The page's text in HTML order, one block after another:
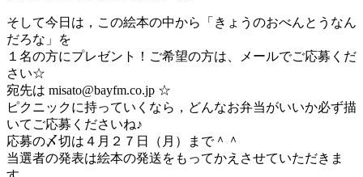
そして今日は，この絵本の中から「きょうのおべんとうなん
だろな」を
１名の方にプレゼント！ご希望の方は、メールでご応募くだ
さい☆
宛先は misato@bayfm.co.jp ☆
ピクニックに持っていくなら，どんなお弁当がいいか必ず描
いてご応募くださいね♪
応募の〆切は４月２７日（月）まで＾＾
当選者の発表は絵本の発送をもってかえさせていただきま